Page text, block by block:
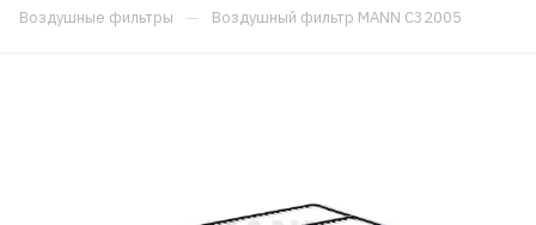
Воздушные фильтры — Воздушный фильтр MANN C32005